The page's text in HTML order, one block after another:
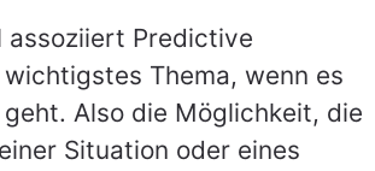
assoziiert Predictive
Thema, wenn es
Also die Möglichkeit, die
Situation oder eines